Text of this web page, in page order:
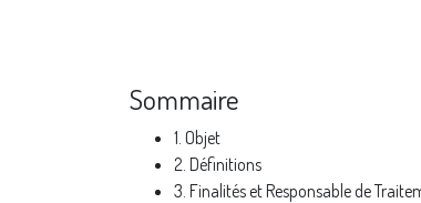
Sommaire
1. Objet
2. Définitions
3. Finalités et Responsable de